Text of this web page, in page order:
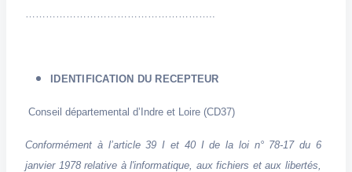
………………………………………………..
IDENTIFICATION DU RECEPTEUR
Conseil départemental d’Indre et Loire (CD37)
Conformément à l’article 39 I et 40 I de la loi n° 78-17 du 6
janvier 1978 relative à l'informatique, aux fichiers et aux libertés,